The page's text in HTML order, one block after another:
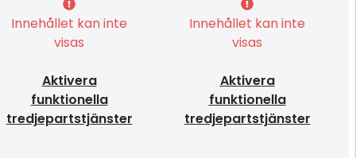
Innehållet kan inte
visas
Aktivera
funktionella
tredjepartstjänster
Innehållet kan inte
visas
Aktivera
funktionella
tredjepartstjänster